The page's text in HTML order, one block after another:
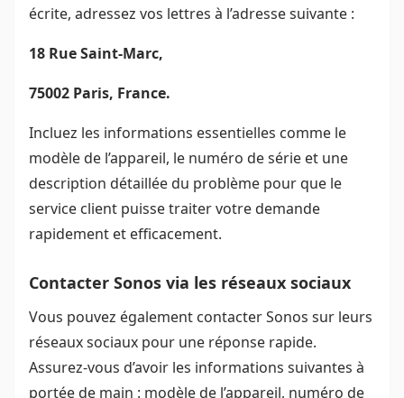
écrite, adressez vos lettres à l’adresse suivante :
18 Rue Saint-Marc,
75002 Paris, France.
Incluez les informations essentielles comme le
modèle de l’appareil, le numéro de série et une
description détaillée du problème pour que le
service client puisse traiter votre demande
rapidement et efficacement.
Contacter Sonos via les réseaux sociaux
Vous pouvez également contacter Sonos sur leurs
réseaux sociaux pour une réponse rapide.
Assurez-vous d’avoir les informations suivantes à
portée de main : modèle de l’appareil, numéro de